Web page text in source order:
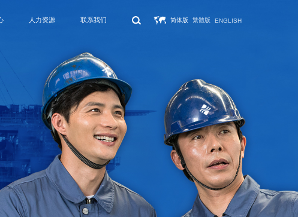
人力资源 联系我们 简体版 繁體版 ENGLISH